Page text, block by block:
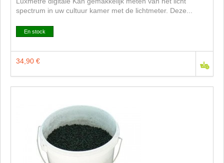
spectrum in uw cultuur kamer met de lichtmeter. Deze...
En stock
34,90 €